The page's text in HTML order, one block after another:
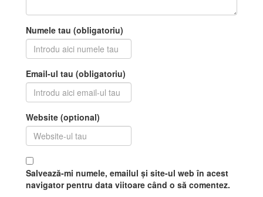
Numele tau (obligatoriu)
Email-ul tau (obligatoriu)
Website (optional)
Salvează-mi numele, emailul și site-ul web în acest
navigator pentru data viitoare când o să comentez.